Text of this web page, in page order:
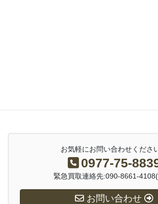
お気軽にお問い合わせくださ
0977-75-
緊急買取連絡先:090-8661-
お問い合わせ